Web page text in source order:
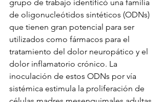
grupo de trabajo identificó una familia
de oligonucleótidos sintéticos (ODNs)
que tienen gran potencial para ser
utilizados como fármacos para el
tratamiento del dolor neuropático y el
dolor inflamatorio crónico. La
inoculación de estos ODNs por vía
sistémica estimula la proliferación de